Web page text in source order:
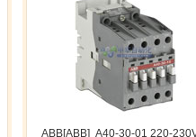
ABB[ABB] A40-30-01 220-